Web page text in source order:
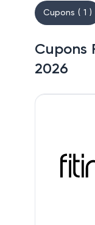
Cupons ( 1 )
Cupons
2026